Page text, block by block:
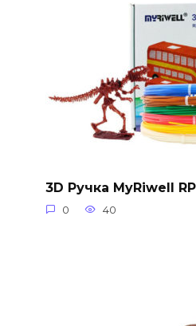
3D Ручка MyRiwell
0 40